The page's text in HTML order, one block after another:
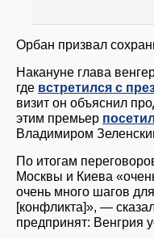
Орбан призвал
Накануне глава
где встретился с
визит он объяснил
этим премьер
Владимиром
По итогам
Москвы и Киева
очень много шагов
[конфликта]», —
предпринят: Венгрия